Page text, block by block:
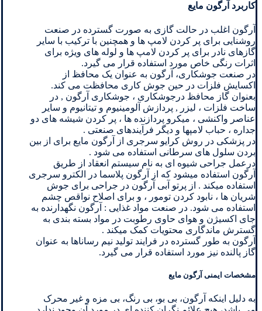
کاربرد آرگون مایع
آرگون اغلب در حالت گازی به صورت گسترده در صنعت
روشنایی برای پر کردن لامپ ها و همچنین با ترکیب با سایر
گازهای نادر برای پر کردن لامپ ها و لوله های ویژه برای
اثرات رنگی خاص مورد استفاده قرار می گیرد.
در صنعت جوشکاری، آرگون به عنوان یک محافظ از
اکسایش فلزات در حین جوش کاری محافظت می کند.
بعنوان گاز محافظ درجوشکاری ، جوشکاری آرگون , در
ساخت فلزات ، لیزر , پردازش آلومینیوم و تیتانیوم و سایر
عناصر واکنشی ، میکرو پردازنده ها ، پر کردن شیشه های دو
جداره ، حباب لامپها و دیگر فرآیندهای صنعتی .
در پزشکی در روش کرایو سرجری از آرگون مایع برای از بین
بردن سلول های سرطانی استفاده می شود .
درعمل جراحی شیوه ای به نام سیستم انعقاد از طریق
آرگون استفاده میشود که از آرگون پلاسما در الکترو سرجری
استفاده میکند . از پرتو آبی آرگون در جراحی برای جوش
شریان ها ، نابود کردن تومور ، و برای اصلاح نواقص چشم
استفاده می شود. در صنعت مواد غذایی : آرگون نگهدارنده به
جای اکسیژن و هوای حاوی رطوبت در مواد بسته بندی به
گسترش ماندگاری محتویات کمک میکند .
آرگون به طور گسترده در فرایند تولید نیم رساناها به عنوان
گاز پالنده نیز مورد استفاده قرار می گیرد.
مشخصات ایمنی آرگون مایع
به دلیل اینکه آرگون، بی بو، بی رنگ، بی مزه و غیر محرک